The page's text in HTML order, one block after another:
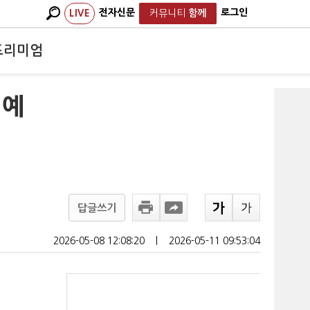
LIVE 전자신문 커뮤니티 함께 로그인
리미엄
답글쓰기
2026-05-08 12:08:20 2026-05-11 09:53:04